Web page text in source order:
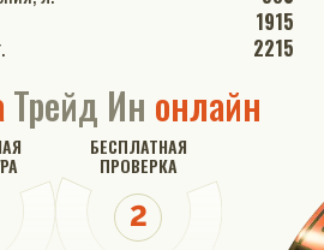
1915
кг.
2215
Трейд Ин онлайн
БЕСПЛАТНАЯ
ПРОВЕРКА